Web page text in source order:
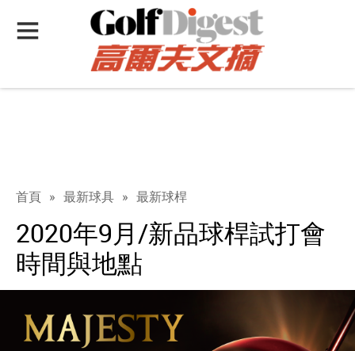
首頁 » 最新球具 » 最新球桿
2020年9月/新品球桿試打會
時間與地點